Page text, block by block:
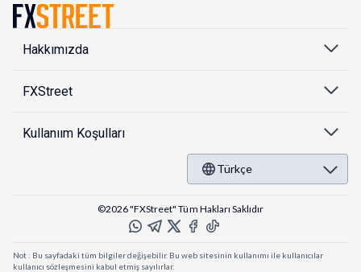
Hakkımızda
FXStreet
Kullanıım Koşulları
Türkçe
©2026 "FXStreet" Tüm Hakları Saklıdır
Not : Bu sayfadaki tüm bilgiler değişebilir. Bu web sitesinin kullanımı ile kullanıcılar
kullanıcı sözleşmesini kabul etmiş sayılırlar.